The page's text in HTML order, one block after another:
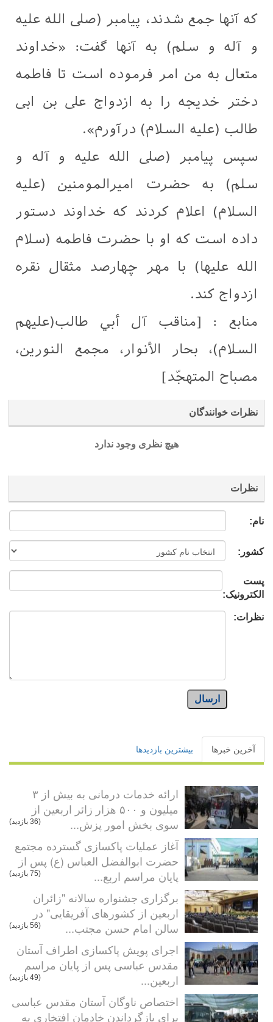
که آنها جمع شدند، پیامبر (صلی الله علیه
و آله و سلم) به آنها گفت: «خداوند
متعال به من امر فرموده است تا فاطمه
دختر خدیجه را به ازدواج علی بن ابی
طالب (علیه السلام) درآورم».
سپس پیامبر (صلی الله علیه و آله و
سلم) به حضرت امیرالمومنین (علیه
السلام) اعلام کردند که خداوند دستور
داده است که او با حضرت فاطمه (سلام
الله علیها) با مهر چهارصد مثقال نقره
ازدواج کند.
منابع : [مناقب آل أبي طالب(عليهم
السلام)، بحار الأنوار، مجمع النورين،
مصباح المتهجّد]
نظرات خوانندگان
هیچ نظری وجود ندارد
نظرات
نام:
کشور:
پست
الکترونیک:
نظرات:
ارسال
آخرین خبرها بیشترین بازدیدها
ارائه خدمات درمانی به بیش از ۳
میلیون و ۵۰۰ هزار زائر اربعین از
سوی بخش امور پزش...
(36 بازدید)
آغاز عملیات پاکسازی گسترده مجتمع
حضرت ابوالفضل العباس (ع) پس از
پایان مراسم اربع...
(75 بازدید)
برگزاری جشنواره سالانه "زائران
اربعین از کشورهای آفریقایی" در
سالن امام حسن مجتب...
(56 بازدید)
اجرای پویش پاکسازی اطراف آستان
مقدس عباسی پس از پایان مراسم
اربعین...
(49 بازدید)
اختصاص ناوگان آستان مقدس عباسی
برای بازگرداندن خادمان افتخاری به